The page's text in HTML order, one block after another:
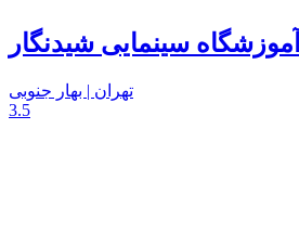
آموزشگاه سینمایی شیدنگار
تهران | بهار جنوبی
3.5